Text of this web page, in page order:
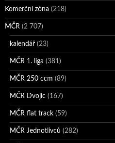
Komerční zóna (218)
MČR (2 707)
kalendář (23)
MČR 1. liga (381)
MČR 250 ccm (89)
MČR Dvojic (167)
MČR flat track (59)
MČR Jednotlivců (282)